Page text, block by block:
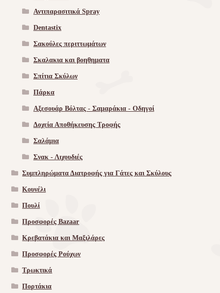
Αντιπαρασιτικά Spray
Dentastix
Σακούλες περιττωμάτων
Σκαλακια και βοηθηματα
Σπίτια Σκύλων
Πάρκα
Αξεσουάρ Βόλτας - Σαμαράκια - Οδηγοί
Δοχεία Αποθήκευσης Τροφής
Σαλάμια
Σνακ - Λιχουδιές
Συμπληρώματα Διατροφής για Γάτες και Σκύλους
Κουνέλι
Πουλί
Προσφορές Bazaar
Κρεβατάκια και Μαξιλάρες
Προσφορές Ρούχων
Τρωκτικά
Πορτάκια